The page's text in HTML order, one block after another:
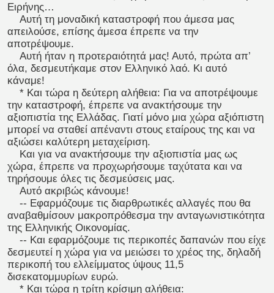
Ειρήνης…
Αυτή τη μοναδική καταστροφή που άμεσα μας
απειλούσε, επίσης άμεσα έπρεπε να την
αποτρέψουμε.
Αυτή ήταν η προτεραιότητά μας! Αυτό, πρώτα απ’
όλα, δεσμευτήκαμε στον Ελληνικό λαό. Κι αυτό
κάναμε!
* Και τώρα η δεύτερη αλήθεια: Για να αποτρέψουμε
την καταστροφή, έπρεπε να ανακτήσουμε την
αξιοπιστία της Ελλάδας. Γιατί μόνο μια χώρα αξιόπιστη
μπορεί να σταθεί απέναντι στους εταίρους της και να
αξιώσει καλύτερη μεταχείριση.
Και για να ανακτήσουμε την αξιοπιστία μας ως
χώρα, έπρεπε να προχωρήσουμε ταχύτατα και να
τηρήσουμε όλες τις δεσμεύσεις μας.
Αυτό ακριβώς κάνουμε!
-- Εφαρμόζουμε τις διαρθρωτικές αλλαγές που θα
αναβαθμίσουν μακροπρόθεσμα την ανταγωνιστικότητα
της Ελληνικής Οικονομίας.
-- Και εφαρμόζουμε τις περικοπές δαπανών που είχε
δεσμευτεί η χώρα για να μειώσει το χρέος της, δηλαδή
περικοπή του ελλείμματος ύψους 11,5
δισεκατομμυρίων ευρώ.
* Και τώρα η τρίτη κρίσιμη αλήθεια: